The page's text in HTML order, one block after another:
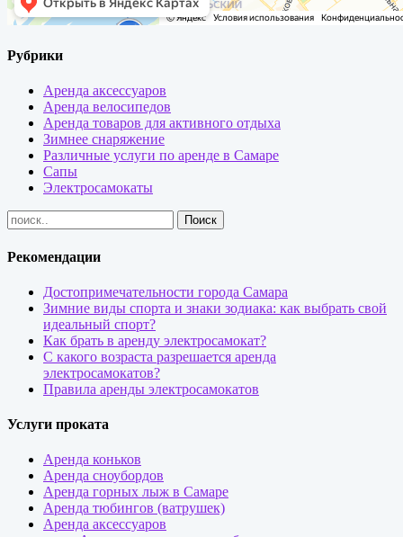
Рубрики
Аренда аксессуаров
Аренда велосипедов
Аренда товаров для активного отдыха
Зимнее снаряжение
Различные услуги по аренде в Самаре
Сапы
Электросамокаты
Рекомендации
Достопримечательности города Самара
Зимние виды спорта и знаки зодиака: как выбрать свой
идеальный спорт?
Как брать в аренду электросамокат?
С какого возраста разрешается аренда
электросамокатов?
Правила аренды электросамокатов
Услуги проката
Аренда коньков
Аренда сноубордов
Аренда горных лыж в Самаре
Аренда тюбингов (ватрушек)
Аренда аксессуаров